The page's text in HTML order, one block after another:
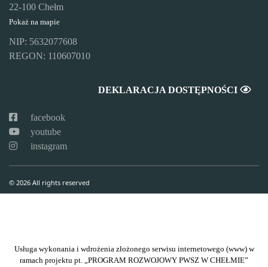
22-100 Chełm
Pokaż na mapie
NIP: 5632077608
REGON: 110607010
DEKLARACJA DOSTĘPNOŚCI
facebook
youtube
instagram
© 2026 All rights reserved
Usługa wykonania i wdrożenia złożonego serwisu internetowego (www) w
ramach projektu pt. „PROGRAM ROZWOJOWY PWSZ W CHEŁMIE”